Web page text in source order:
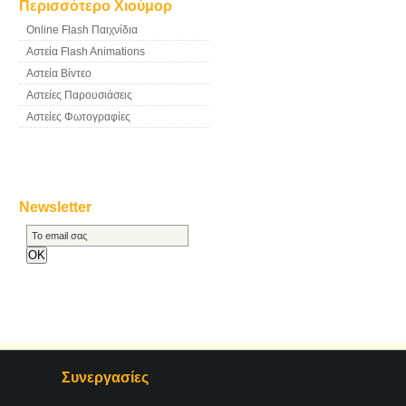
Περισσότερο Χιούμορ
Online Flash Παιχνίδια
Αστεία Flash Animations
Αστεία Βίντεο
Αστείες Παρουσιάσεις
Αστείες Φωτογραφίες
Newsletter
Συνεργασίες